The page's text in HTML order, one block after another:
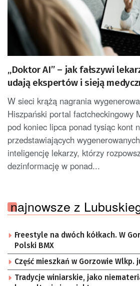
„Doktor AI” – jak fałszywi
udają ekspertów i sieją
W sieci krążą nagrania
Hiszpański portal factcheckingowy
pod koniec lipca ponad tysiąc kont
przedstawiających
inteligencję lekarzy, którzy
dezinformację w ponad...
najnowsze z
Freestyle na dwóch kółkach. W
Polski BMX
Część mieszkań w Gorzowie Wlkp.
Tradycje winiarskie, jako